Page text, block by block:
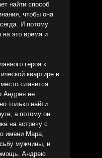
найти способ
чтобы она
И потому
на это время и
героя к
квартире в
славится
Андрея не
только найти
а потому он
на встречу с
имени Мара,
мужчины, и
Андрею